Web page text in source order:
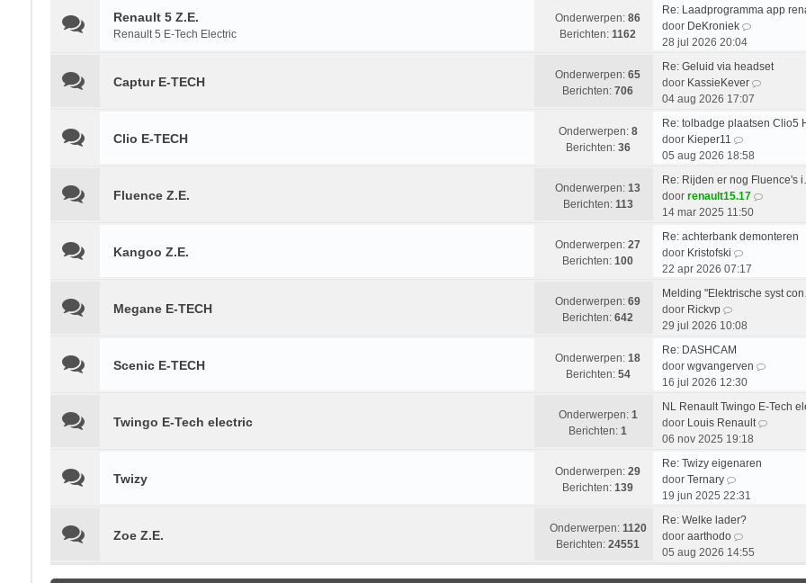
i
b
e
r
i
c
h
l
a
a
s
t
e
b
e
r
c
h
t
i
j
k
l
a
a
s
t
e
b
e
r
c
h
t
Renault 5 Z.E.
Renault 5 E-Tech Electric
Onderwerpen:86
Berichten:1162
Re: Laadprogramma app
door DeKroniek
i
j
l
a
s
t
b
c
28 jul 2026 20:04
Captur E-TECH Onderwerpen:65
Berichten:706
Re: Geluid via headset
door KassieKever
i
l
a
s
b
h
04 aug 2026 17:07
Clio E-TECH Onderwerpen: 8
Berichten: 36
Re: tolbadge plaatsen Clio5
door Kieper11
e
i
j
k
l
a
s
e
e
r
c
h
t
05 aug 2026 18:58
Fluence Z.E. Onderwerpen:13
Berichten: 113
Re: Rijden er nog Fluence's
door renault15.17
i
l
b
e
14 mar 2025 11:50
Kangoo Z.E. Onderwerpen:27
Berichten:100
Re: achterbank demonteren
door Kristofski
e
i
k
a
a
s
t
e
b
r
t
22 apr 2026 07:17
Megane E-TECH Onderwerpen:69
Berichten:642
Melding "Elektrische syst
door Rickvp
e
i
j
k
l
a
a
s
t
e
b
e
r
i
29 jul 2026 10:08
Scenic E-TECH Onderwerpen:18
Berichten: 54
Re: DASHCAM
door wgvangerven
b
16 jul 2026 12:30
Twingo E-Tech electric Onderwerpen: 1
Berichten:1
NL Renault Twingo E-Tech
door Louis Renault
t
06 nov 2025 19:18
Twizy Onderwerpen:29
Berichten:139
Re: Twizy eigenaren
door Ternary
e
i
j
k
l
19 jun 2025 22:31
Zoe Z.E. Onderwerpen: 1120
Berichten:24551
Re: Welke lader?
door aarthodo
e
k
05 aug 2026 14:55